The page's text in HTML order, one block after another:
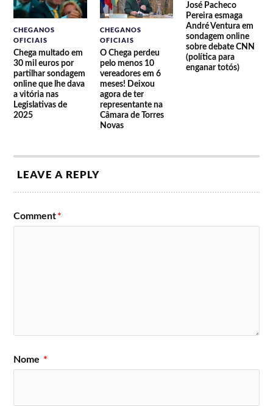
CHEGANOS
OFICIAIS
Chega multado em
30 mil euros por
partilhar sondagem
online que lhe dava
a vitória nas
Legislativas de
2025
CHEGANOS
OFICIAIS
O Chega perdeu
pelo menos 10
vereadores em 6
meses! Deixou
agora de ter
representante na
Câmara de Torres
Novas
José Pacheco
Pereira esmaga
André Ventura em
sondagem online
sobre debate CNN
(política para
enganar totós)
LEAVE A REPLY
Comment*
Nome *